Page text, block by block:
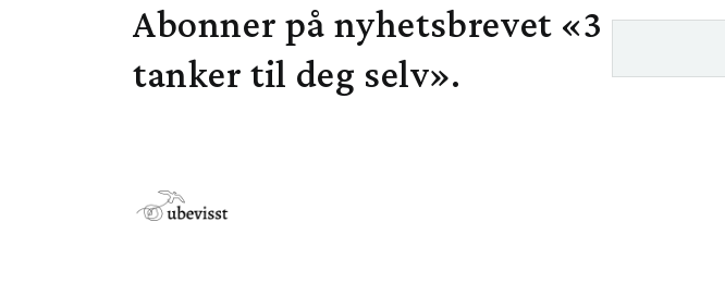
Abonner på nyhetsbrevet «3
tanker til deg selv».